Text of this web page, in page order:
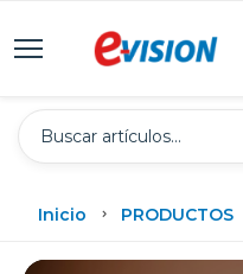
Inicio PRODUCTOS